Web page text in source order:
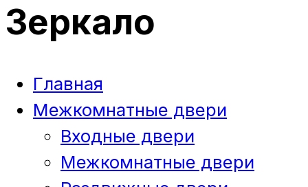
Зеркало
Главная
Межкомнатные двери
Входные двери
Межкомнатные двери